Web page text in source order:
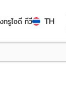
ทรูไอดี ทีวี TH